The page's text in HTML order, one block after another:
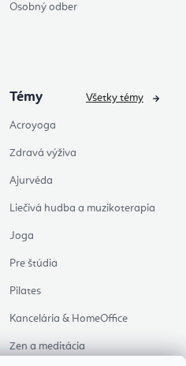
Osobný odber
Témy
Acroyoga
Zdravá výživa
Ajurvéda
Liečivá hudba a muzikoterapia
Joga
Pre štúdia
Pilates
Kancelária & HomeOffice
Zen a meditácia
Všetky témy